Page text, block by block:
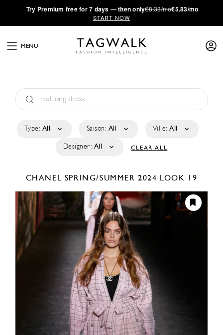
·Try Premium free for 7 days — then only€8.33/mo€5.83/mo
START NOW
MENU
Type: All Saison: All Ville: All
Designer: All CLEAR ALL
CHANEL SPRING/SUMMER 2024 LOOK 19